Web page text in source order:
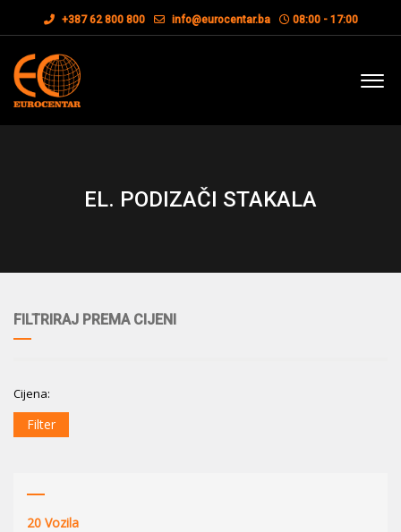
+387 62 800 800 info@eurocentar.ba 08:00 - 17:00
EL. PODIZAČI STAKALA
FILTRIRAJ PREMA CIJENI
Cijena:
Filter
20 Vozila